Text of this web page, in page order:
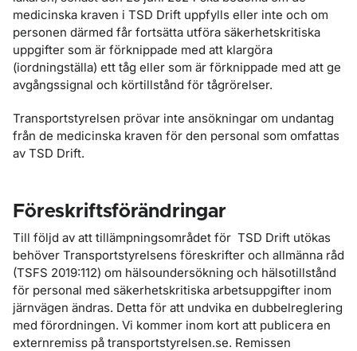
medicinska kraven i TSD Drift uppfylls eller inte och om
personen därmed får fortsätta utföra säkerhetskritiska
uppgifter som är förknippade med att klargöra
(iordningställa) ett tåg eller som är förknippade med att ge
avgångssignal och körtillstånd för tågrörelser.
Transportstyrelsen prövar inte ansökningar om undantag
från de medicinska kraven för den personal som omfattas
av TSD Drift.
Föreskriftsförändringar
Till följd av att tillämpningsområdet för TSD Drift utökas
behöver Transportstyrelsens föreskrifter och allmänna råd
(TSFS 2019:112) om hälsoundersökning och hälsotillstånd
för personal med säkerhetskritiska arbetsuppgifter inom
järnvägen ändras. Detta för att undvika en dubbelreglering
med förordningen. Vi kommer inom kort att publicera en
externremiss på transportstyrelsen.se. Remissen